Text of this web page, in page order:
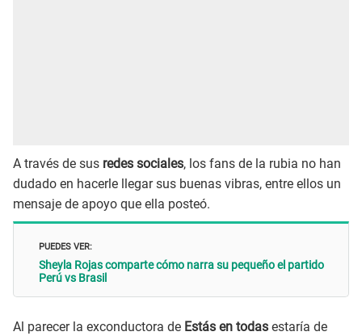
A través de sus redes sociales, los fans de la rubia no han
dudado en hacerle llegar sus buenas vibras, entre ellos un
mensaje de apoyo que ella posteó.
PUEDES VER:
Sheyla Rojas comparte cómo narra su pequeño el partido
Perú vs Brasil
Al parecer la exconductora de Estás en todas estaría de